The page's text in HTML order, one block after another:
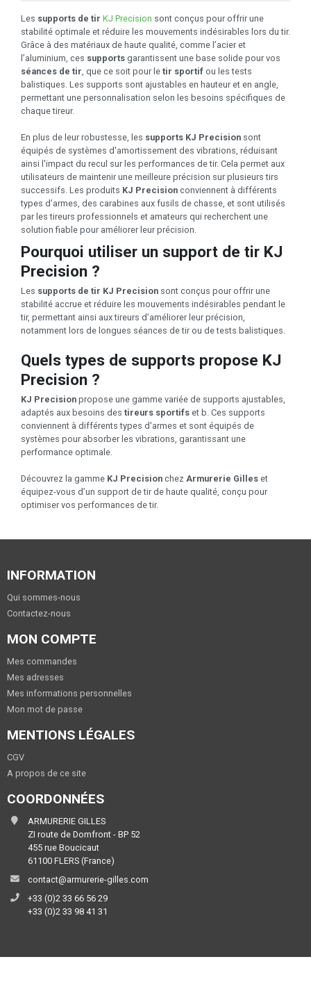
Les supports de tir KJ Precision sont conçus pour offrir une
stabilité optimale et réduire les mouvements indésirables lors du tir.
Grâce à des matériaux de haute qualité, comme l’acier et
l’aluminium, ces supports garantissent une base solide pour vos
séances de tir, que ce soit pour le tir sportif ou les tests
balistiques. Les supports sont ajustables en hauteur et en angle,
permettant une personnalisation selon les besoins spécifiques de
chaque tireur.
En plus de leur robustesse, les supports KJ Precision sont
équipés de systèmes d'amortissement des vibrations, réduisant
ainsi l'impact du recul sur les performances de tir. Cela permet aux
utilisateurs de maintenir une meilleure précision sur plusieurs tirs
successifs. Les produits KJ Precision conviennent à différents
types d’armes, des carabines aux fusils de chasse, et sont utilisés
par les tireurs professionnels et amateurs qui recherchent une
solution fiable pour améliorer leur précision.
Pourquoi utiliser un support de tir KJ
Precision ?
Les supports de tir KJ Precision sont conçus pour offrir une
stabilité accrue et réduire les mouvements indésirables pendant le
tir, permettant ainsi aux tireurs d’améliorer leur précision,
notamment lors de longues séances de tir ou de tests balistiques.
Quels types de supports propose KJ
Precision ?
KJ Precision propose une gamme variée de supports ajustables,
adaptés aux besoins des tireurs sportifs et b. Ces supports
conviennent à différents types d'armes et sont équipés de
systèmes pour absorber les vibrations, garantissant une
performance optimale.
Découvrez la gamme KJ Precision chez Armurerie Gilles et
équipez-vous d’un support de tir de haute qualité, conçu pour
optimiser vos performances de tir.
INFORMATION
Qui sommes-nous
Contactez-nous
MON COMPTE
Mes commandes
Mes adresses
Mes informations personnelles
Mon mot de passe
MENTIONS LÉGALES
CGV
A propos de ce site
COORDONNÉES
ARMURERIE GILLES
ZI route de Domfront - BP 52
455 rue Boucicaut
61100 FLERS (France)
contact@armurerie-gilles.com
+33 (0)2 33 66 56 29
+33 (0)2 33 98 41 31